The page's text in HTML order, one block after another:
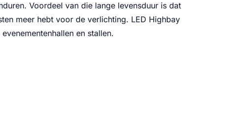
Voordeel van die lange levensduur is dat
meer hebt voor de verlichting. LED Highbay
en stallen.